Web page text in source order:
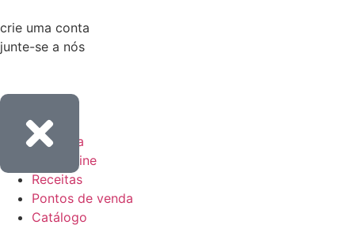
crie uma conta
junte-se a nós
Empresa
Loja online
Receitas
Pontos de venda
Catálogo